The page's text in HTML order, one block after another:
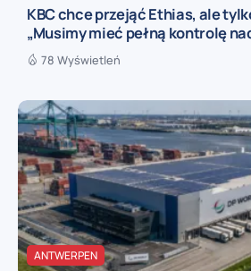
KBC chce przejąć Ethias, ale
„Musimy mieć pełną kontrolę
78 Wyświetleń
ANTWERPEN